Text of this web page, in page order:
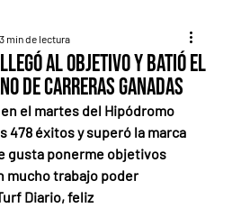
al objetivo y batió el
de carreras ganadas
3 min de lectura
el martes del Hipódromo
478 éxitos y superó la marca
gusta ponerme objetivos
mucho trabajo poder
Diario, feliz